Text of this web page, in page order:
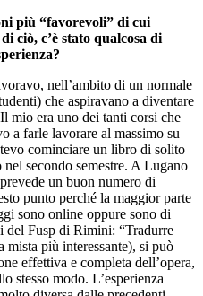
più “favorevoli” di cui
ciò, c’è stato qualcosa di
nell’ambito di un normale
che aspiravano a diventare
mio era uno dei tanti corsi che
a farle lavorare al massimo su
cominciare un libro di solito
secondo semestre. A Lugano
un buon numero di
punto perché la maggior parte
sono online oppure sono di
del Fusp di Rimini: “Tradurre
mista più interessante), si può
effettiva e completa dell’opera,
stesso modo. L’esperienza